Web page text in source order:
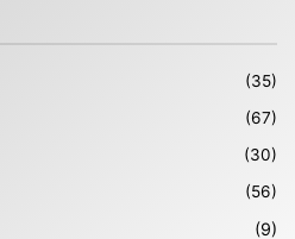
(35)
(67)
(30)
(56)
(9)